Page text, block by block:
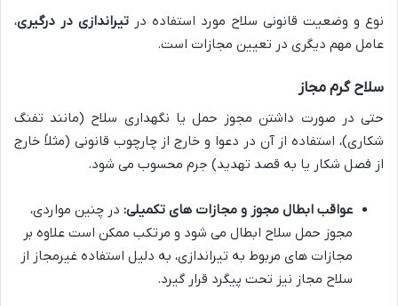
نوع و وضعیت قانونی سلاح مورد استفاده در تیراندازی در درگیری،
عامل مهم دیگری در تعیین مجازات است.
سلاح گرم مجاز
حتی در صورت داشتن مجوز حمل یا نگهداری سلاح (مانند تفنگ
شکاری)، استفاده از آن در دعوا و خارج از چارچوب قانونی (مثلاً خارج
از فصل شکار یا به قصد تهدید) جرم محسوب می شود.
عواقب ابطال مجوز و مجازات های تکمیلی: در چنین مواردی،
مجوز حمل سلاح ابطال می شود و مرتکب ممکن است علاوه بر
مجازات های مربوط به تیراندازی، به دلیل استفاده غیرمجاز از
سلاح مجاز نیز تحت پیگرد قرار گیرد.